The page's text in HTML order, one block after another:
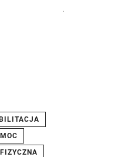
FIZYCZNA